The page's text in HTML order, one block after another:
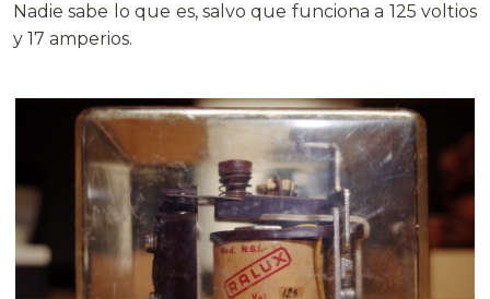
Nadie sabe lo que es, salvo que funciona a 125 voltios
y 17 amperios.